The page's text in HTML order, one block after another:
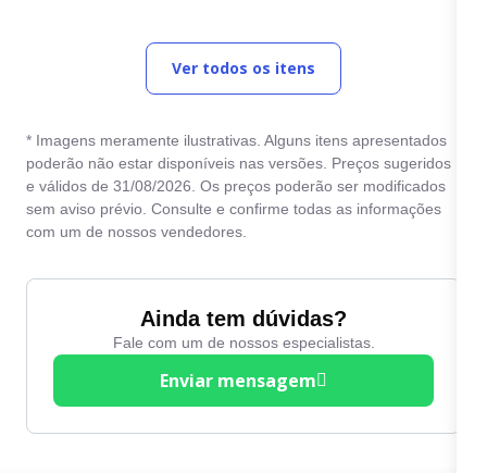
Computador de bordo
Direção Elétrica
Direção hidráulica
Entrada USB
Kit Multimídia
Sensor de
estacionamento traseiro
Teto solar
Travas elétricas
Vidros elétricos
de Altura
Ver todos os itens
* Imagens meramente ilustrativas. Alguns itens apresentados
poderão não estar disponíveis nas versões. Preços sugeridos
e válidos de 31/08/2026. Os preços poderão ser modificados
sem aviso prévio. Consulte e confirme todas as informações
com um de nossos vendedores.
Ainda tem dúvidas?
Fale com um de nossos especialistas.
Enviar mensagem